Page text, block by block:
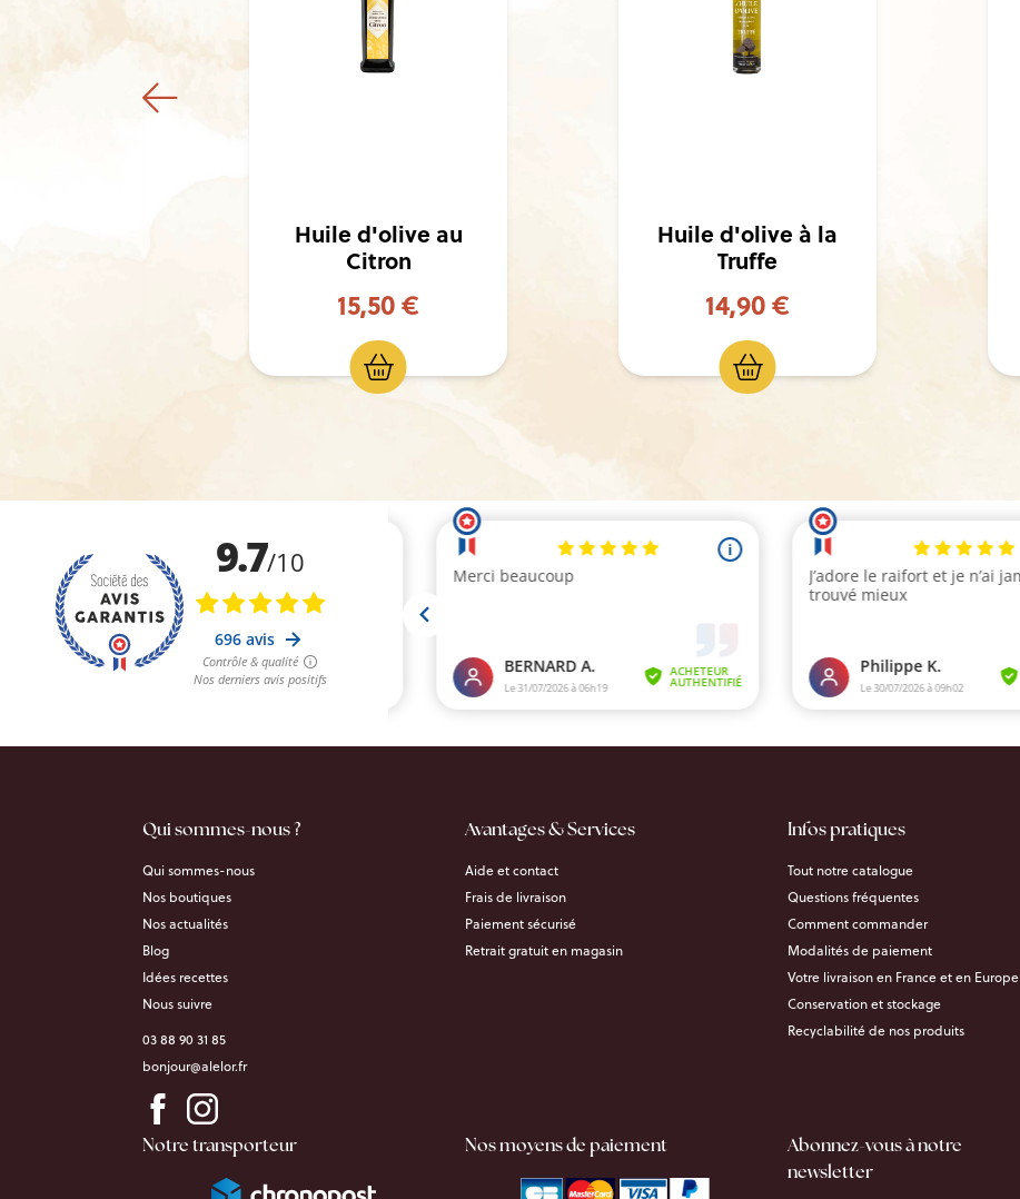
Huile d'olive à la
Truffe
14,90 €
de Provence -
CASTELINES
31,50 €
Qui sommes-nous ?
Qui sommes-nous
Nos boutiques
Nos actualités
Blog
Idées recettes
Nous suivre
03 88 90 31 85
bonjour@alelor.fr
Avantages & Services
Aide et contact
Frais de livraison
Paiement sécurisé
Retrait gratuit en magasin
Infos pratiques
Tout notre catalogue
Questions fréquentes
Comment commander
Modalités de paiement
Votre livraison en France et en Europe
Conservation et stockage
Recyclabilité de nos produits
Notre transporteur Nos moyens de paiement
Abonnez-vous à notre
newsletter